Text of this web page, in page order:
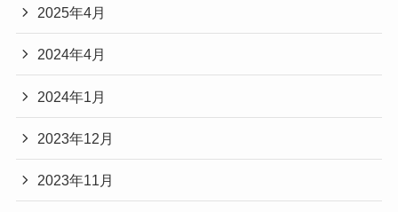
2025年4月
2024年4月
2024年1月
2023年12月
2023年11月